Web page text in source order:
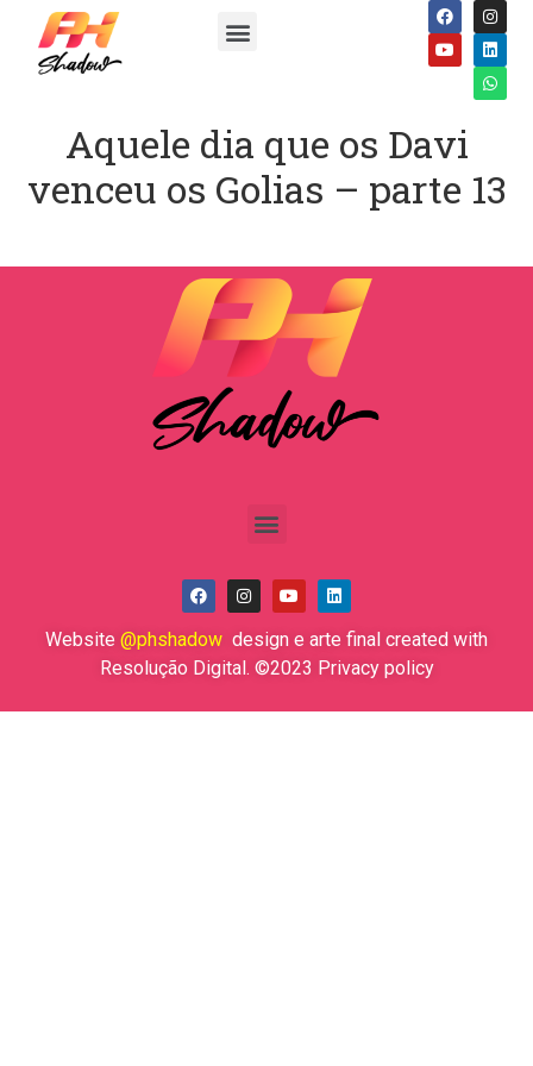
Aquele dia que os Davi
venceu os Golias – parte 13
Website @phshadow design e arte final created with
Resolução Digital. ©2023 Privacy policy